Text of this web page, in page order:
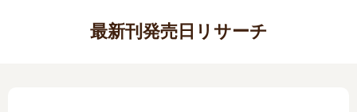
最新刊発売日リサーチ